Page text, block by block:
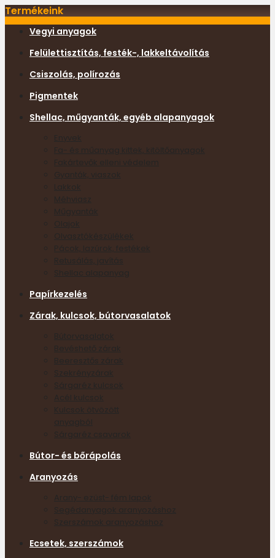
Termékeink
Vegyi anyagok
Felülettisztítás, festék-, lakkeltávolítás
Csiszolás, polírozás
Pigmentek
Shellac, műgyanták, egyéb alapanyagok
Enyvek
Fa- és műanyag kittek, kitöltőanyagok
Fakártevők elleni védelem
Gyanták, viaszok
Lakkok
Méhviasz
Műgyanták
Olajok
Olvasztókészülékek
Pácok, lazúrok, festékek
Retusálás, javítás
Papírkezelés
Zárak, kulcsok, bútorvasalatok
Bútorvasalatok
Bevéshető zárak
Beeresztős zárak
Szekrényzárak
Sárgaréz kulcsok
Acél kulcsok
Kulcsok ötvözött
Sárgaréz csavarok
Bútor- és bőrápolás
Aranyozás
Arany- ezüst- fém lapok
Segédanyagok aranyozáshoz
Szerszámok aranyozáshoz
Ecsetek, szerszámok